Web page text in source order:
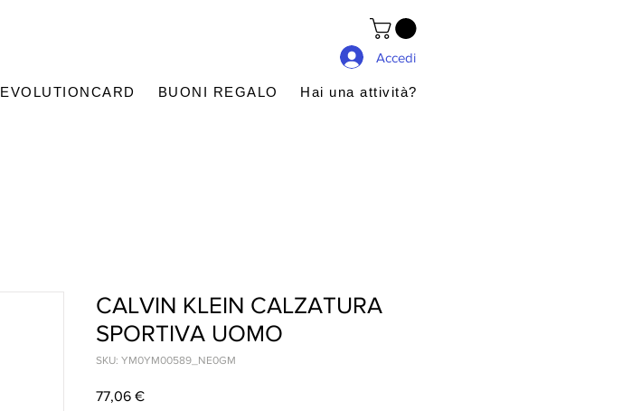
Accedi
EVOLUTIONCARD BUONI REGALO Hai una attività?
CALVIN KLEIN CALZATURA
SPORTIVA UOMO
SKU: YM0YM00589_NE0GM
77,06 €Prezzo